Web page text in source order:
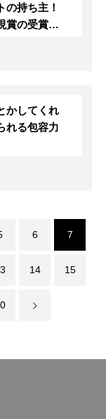
の持ち主！
賞の受賞に
かしてくれ
れる包容力
6 7
14 15